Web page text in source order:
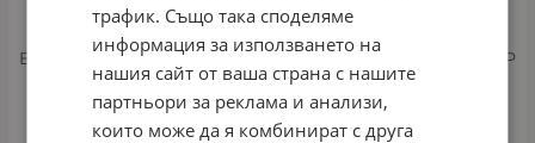
BEBELAN-МЕНЮ СПАГЕТИ С ПИЛЕ И СИРЕНЕ 8М+220ГР
Арт.№: 5780
1.69
€
трафик. Също така споделяме
информация за използването на
нашия сайт от ваша страна с нашите
партньори за реклама и анализи,
които може да я комбинират с друга